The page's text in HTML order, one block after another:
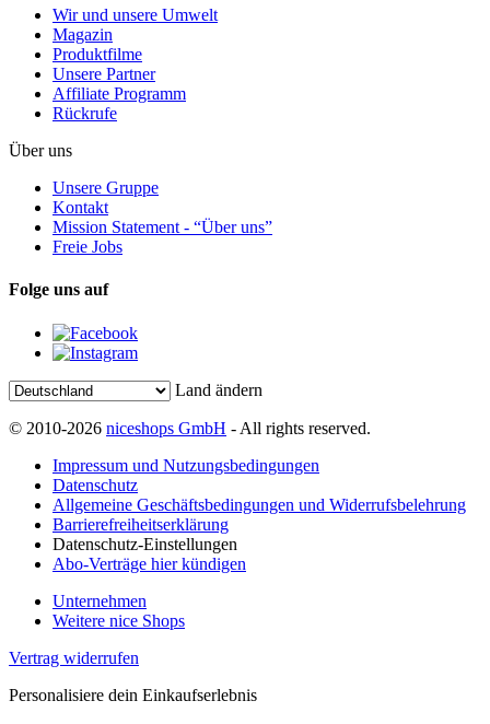
Wir und unsere Umwelt
Magazin
Produktfilme
Unsere Partner
Affiliate Programm
Rückrufe
Über uns
Unsere Gruppe
Kontakt
Mission Statement - “Über uns”
Freie Jobs
Folge uns auf
Land ändern
© 2010-2026 niceshops GmbH - All rights reserved.
Impressum und Nutzungsbedingungen
Datenschutz
Allgemeine Geschäftsbedingungen und Widerrufsbelehrung
Barrierefreiheitserklärung
Datenschutz-Einstellungen
Abo-Verträge hier kündigen
Unternehmen
Weitere nice Shops
Vertrag widerrufen
Personalisiere dein Einkaufserlebnis